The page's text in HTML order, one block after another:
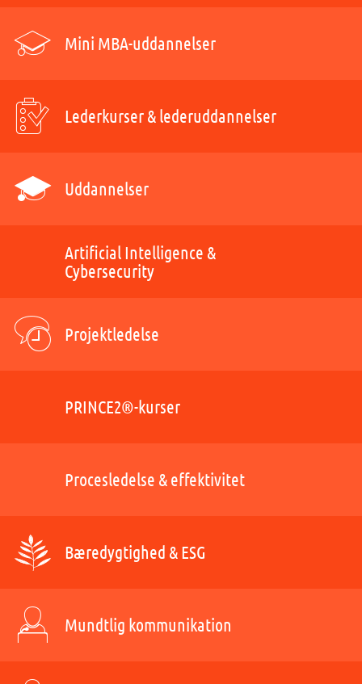
Mini MBA-uddannelser
Lederkurser & lederuddannelser
Uddannelser
Artificial Intelligence &
Cybersecurity
Projektledelse
PRINCE2®-kurser
Procesledelse & effektivitet
Bæredygtighed & ESG
Mundtlig kommunikation